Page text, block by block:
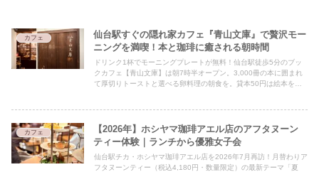
カフェ
仙台駅すぐの隠れ家カフェ『青山文庫』で贅沢モー
ニングを満喫！本と珈琲に癒される朝時間
ドリンク1杯でモーニングプレートが無料！仙台駅徒歩5分のブッ
クカフェ【青山文庫】は朝7時半オープン。3,000冊の本に囲まれ
て厚切りトーストと選べる卵料理の朝食を。貸本50円は絵本を届
カフェ
【2026年】ホシヤマ珈琲アエル店のアフタヌーン
ティー体験｜ランチから優雅女子会
仙台駅チカ・ホシヤマ珈琲アエル店を2026年7月再訪！月替わりア
フタヌーンティー（税込4,180円・数量限定）の最新テーマ「夏